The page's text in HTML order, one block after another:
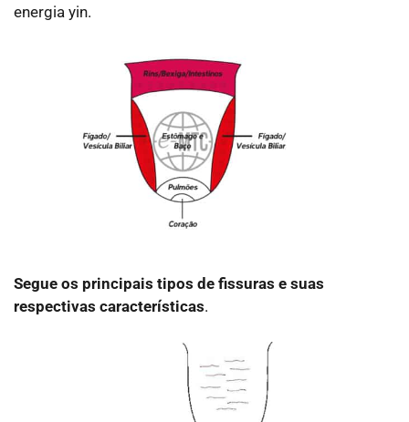
energia yin.
Segue os principais tipos de fissuras e suas
respectivas características.